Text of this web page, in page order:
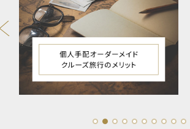
1 2 3 4 5 6 7 8 9 10